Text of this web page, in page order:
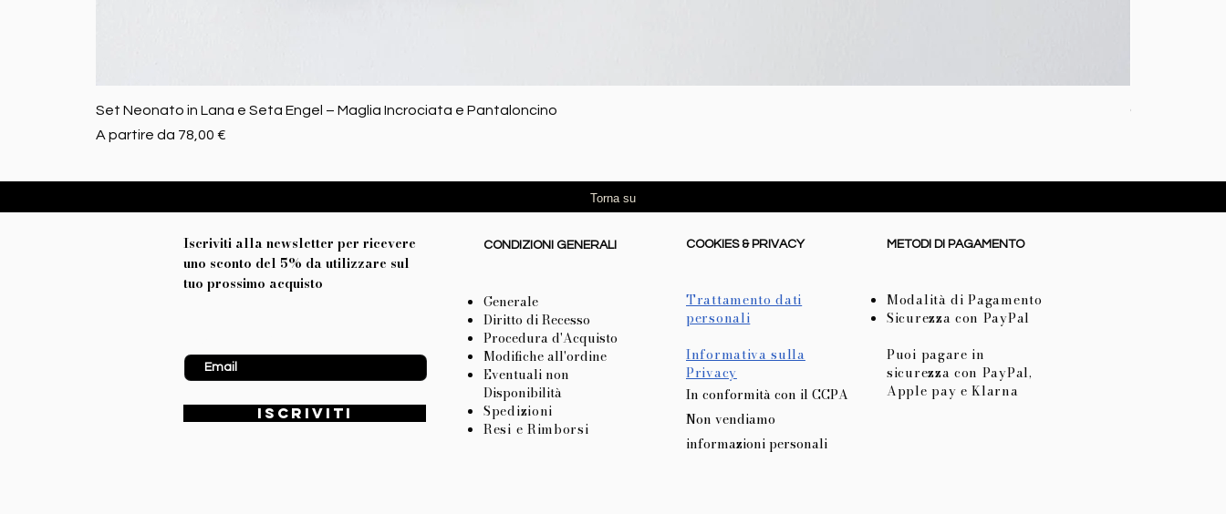
Set Neonato in Lana e Seta Engel – Maglia Incrociata e Pantaloncino
A partire da 78,00 €
Prezzo scontato
Coperta baby
Torna su
Iscriviti alla newsletter per ricevere
uno sconto del 5% da utilizzare sul
tuo prossimo acquisto
ISCRIVITI
CONDIZIONI GENERALI
Generale
Diritto di Recesso
Procedura d'Acquisto
Modifiche all'ordine
Eventuali non
Disponibilità
Spedizioni
Resi e Rimborsi
COOKIES & PRIVACY
Trattamento dati
personali
Informativa sulla
Privacy
In conformità con il CCPA
Non vendiamo
informazioni personali
METODI DI PAGAMENTO
Modalità di Pagamento
Sicurezza con PayPal
Puoi pagare in
sicurezza con PayPal,
Apple pay e Klarna